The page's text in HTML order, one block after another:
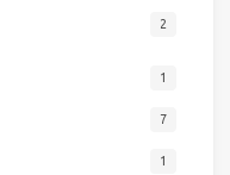
2
1
7
1